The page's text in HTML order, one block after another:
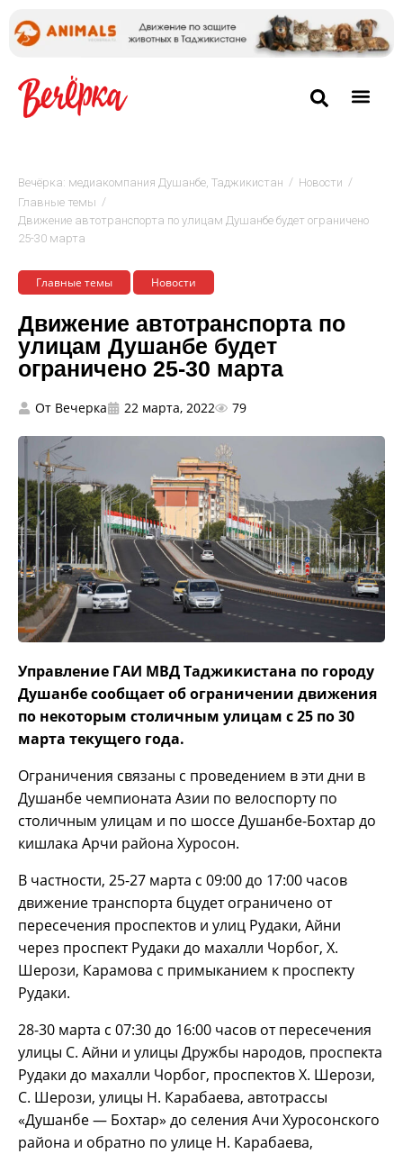
Вечёрка: медиакомпания Душанбе, Таджикистан / Новости /
Главные темы /
Движение автотранспорта по улицам Душанбе будет ограничено
25-30 марта
Главные темы Новости
Движение автотранспорта по
улицам Душанбе будет
ограничено 25-30 марта
От Вечерка 22 марта, 2022 79
Управление ГАИ МВД Таджикистана по городу
Душанбе сообщает об ограничении движения
по некоторым столичным улицам с 25 по 30
марта текущего года.
Ограничения связаны с проведением в эти дни в
Душанбе чемпионата Азии по велоспорту по
столичным улицам и по шоссе Душанбе-Бохтар до
кишлака Арчи района Хуросон.
В частности, 25-27 марта с 09:00 до 17:00 часов
движение транспорта бцудет ограничено от
пересечения проспектов и улиц Рудаки, Айни
через проспект Рудаки до махалли Чорбог, Х.
Шерози, Карамова с примыканием к проспекту
Рудаки.
28-30 марта с 07:30 до 16:00 часов от пересечения
улицы С. Айни и улицы Дружбы народов, проспекта
Рудаки до махалли Чорбог, проспектов Х. Шерози,
С. Шерози, улицы Н. Карабаева, автотрассы
«Душанбе — Бохтар» до селения Ачи Хуросонского
района и обратно по улице Н. Карабаева,